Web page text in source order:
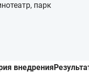
парк
внедрения